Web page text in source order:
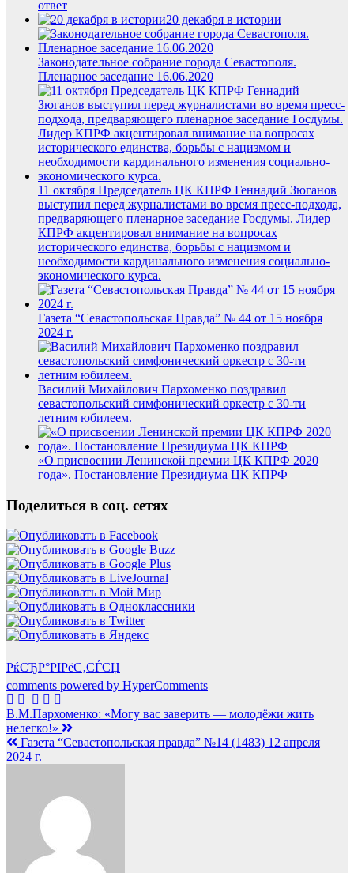
ответ
20 декабря в истории
Законодательное собрание города Севастополя.
Пленарное заседание 16.06.2020
11 октября Председатель ЦК КПРФ Геннадий Зюганов
выступил перед журналистами во время пресс-подхода,
предваряющего пленарное заседание Госдумы. Лидер
КПРФ акцентировал внимание на вопросах
исторического единства, борьбы с нацизмом и
необходимости кардинального изменения социально-
экономического курса.
Газета “Севастопольская Правда” № 44 от 15 ноября
2024 г.
Василий Михайлович Пархоменко поздравил
севастопольский симфонический оркестр с 30-ти
летним юбилеем.
«О присвоении Ленинской премии ЦК КПРФ 2020
года». Постановление Президиума ЦК КПРФ
Поделиться в соц. сетях
РќСЂР°РІРёС‚СЃСЏ
comments powered by HyperComments
Навигация
по
записям
В.М.Пархоменко: «Могу вас заверить — молодёжи жить
нелегко!»
Газета “Севастопольская правда” №14 (1483) 12 апреля
2024 г.